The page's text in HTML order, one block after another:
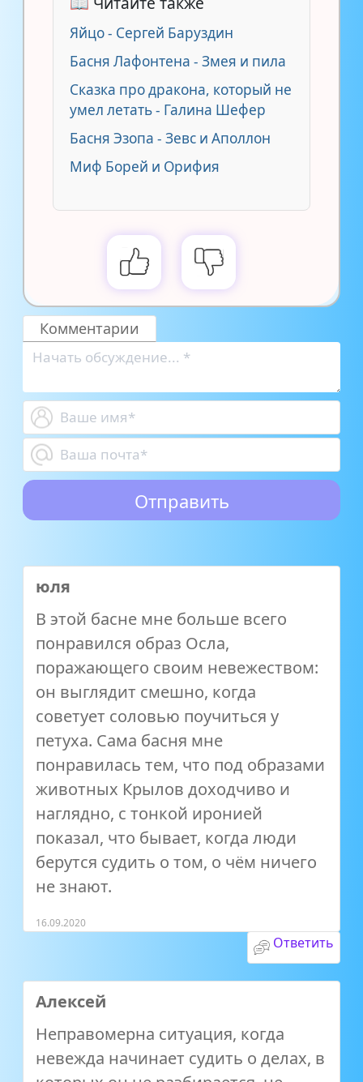
Яйцо - Сергей Баруздин
Басня Лафонтена - Змея и пила
Сказка про дракона, который не
умел летать - Галина Шефер
Басня Эзопа - Зевс и Апoллон
Миф Борей и Орифия
Комментарии
юля
В этой басне мне больше всего
понравился образ Осла,
поражающего своим невежеством:
он выглядит смешно, когда
советует соловью поучиться у
петуха. Сама басня мне
понравилась тем, что под образами
животных Крылов доходчиво и
наглядно, с тонкой иронией
показал, что бывает, когда люди
берутся судить о том, о чём ничего
не знают.
16.09.2020
Ответить
Алексей
Неправомерна ситуация, когда
невежда начинает судить о делах, в